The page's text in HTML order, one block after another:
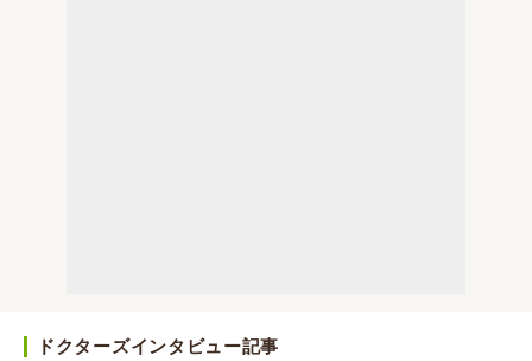
ドクターズインタビュー記事